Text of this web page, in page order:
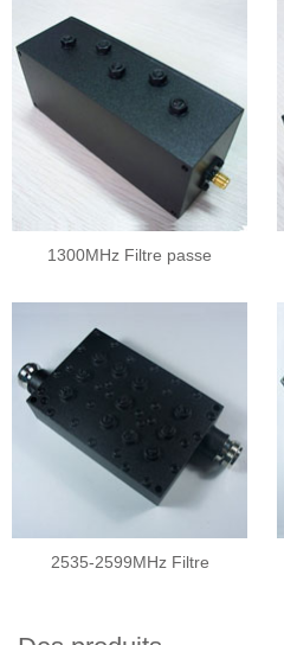
1300MHz Filtre passe
2535-2599MHz Filtre